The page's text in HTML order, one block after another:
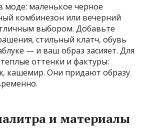
моде: маленькое черное
комбинезон или вечерний
выбором. Добавьте
стильный клатч, обувь
— и ваш образ засияет. Для
оттенки и фактуры:
кашемир. Они придают образу
и материалы